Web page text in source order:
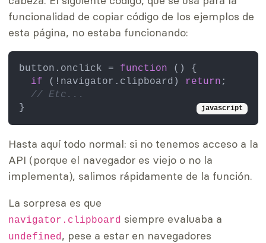
funcionalidad de copiar código de los ejemplos de
esta página, no estaba funcionando:
javascript
button. onclick = function ( ) {
if (!navigator. clipboard ) return ;
// Etc...
Hasta aquí todo normal: si no tenemos acceso a la
API (porque el navegador es viejo o no la
implementa), salimos rápidamente de la función.
La sorpresa es que
navigator.clipboard siempre evaluaba a
undefined, pese a estar en navegadores